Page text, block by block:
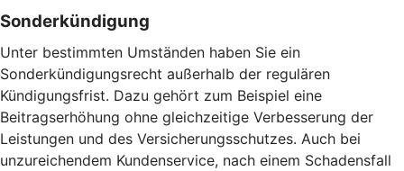
Sonderkündigung
Unter bestimmten Umständen haben Sie ein
Sonderkündigungsrecht außerhalb der regulären
Kündigungsfrist. Dazu gehört zum Beispiel eine
Beitragserhöhung ohne gleichzeitige Verbesserung der
Leistungen und des Versicherungsschutzes. Auch bei
unzureichendem Kundenservice, nach einem Schadensfall